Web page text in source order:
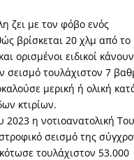
ζει με τον φόβο ενός
βρίσκεται 20 χλμ από
ορισμένοι ειδικοί κάνουν
σεισμό τουλάχιστον 7
μερική ή ολική
κτιρίων.
η νοτιοανατολική
σεισμό της
τουλάχιστον 53.000